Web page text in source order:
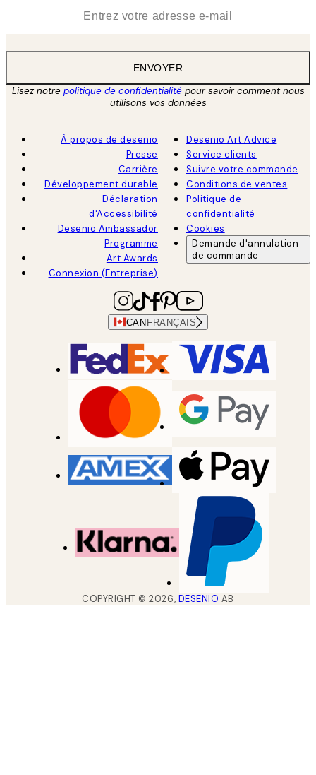
ENVOYER
Lisez notre politique de confidentialitépour savoir comment nous
utilisons vos données
À propos de desenio
Presse
Carrière
Développement durable
Déclaration
d'Accessibilité
Desenio Ambassador
Programme
Art Awards
Connexion (Entreprise)
Desenio Art Advice
Service clients
Suivre votre commande
Conditions de ventes
Politique de
confidentialité
Cookies
Demande d'annulation
de commande
CANFRANÇAIS
COPYRIGHT ©2026, DESENIO AB